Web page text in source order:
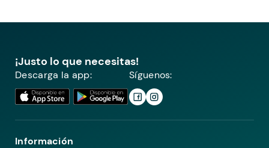
¡Justo lo que necesitas!
Descarga la app: Síguenos:
Información